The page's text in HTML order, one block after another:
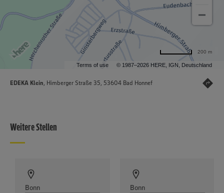
Terms of use © 1987–2026 HERE, IGN, Deutschland
200 m
EDEKA Klein, Himberger Straße 35, 53604 Bad Honnef
Weitere Stellen
Bonn Bonn